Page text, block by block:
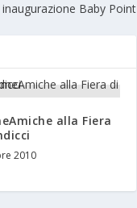
Baby Point
alla Fiera
2010